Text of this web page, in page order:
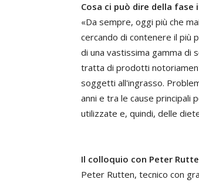
Cosa ci può dire della fase
«Da sempre, oggi più che
cercando di contenere il più
di una vastissima gamma di
tratta di prodotti
soggetti all'ingrasso.
anni e tra le cause principali
utilizzate e, quindi, delle
Il colloquio con Peter
Peter Rutten, tecnico con